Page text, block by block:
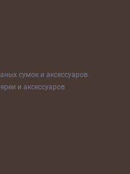
сумок и аксессуаров.
и аксессуаров